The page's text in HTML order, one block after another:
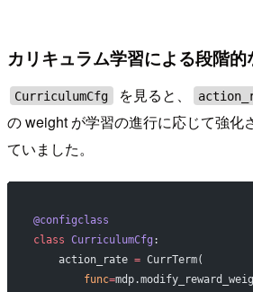
カリキュラム学習による段階
CurriculumCfg を見ると、
の weight が学習の進行に応じて強化
ていました。
@configclass
class CurriculumCfg :
    action_rate
= CurrTerm(
        func
=